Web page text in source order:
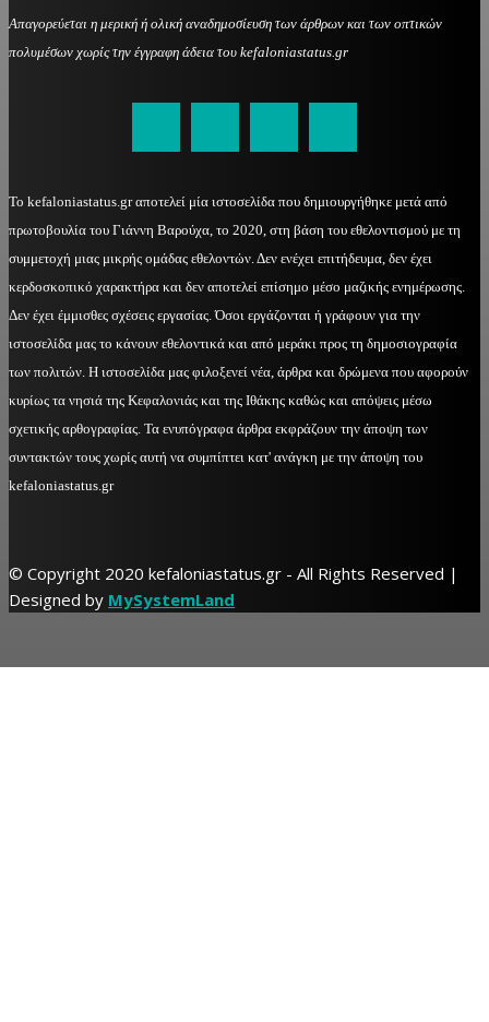
Απαγορεύεται η μερική ή ολική αναδημοσίευση των άρθρων και των οπτικών
πολυμέσων χωρίς την έγγραφη άδεια του kefaloniastatus.gr
Το kefaloniastatus.gr αποτελεί μία ιστοσελίδα που δημιουργήθηκε μετά από
πρωτοβουλία του Γιάννη Βαρούχα, το 2020, στη βάση του εθελοντισμού με τη
συμμετοχή μιας μικρής ομάδας εθελοντών. Δεν ενέχει επιτήδευμα, δεν έχει
κερδοσκοπικό χαρακτήρα και δεν αποτελεί επίσημο μέσο μαζικής ενημέρωσης.
Δεν έχει έμμισθες σχέσεις εργασίας. Όσοι εργάζονται ή γράφουν για την
ιστοσελίδα μας το κάνουν εθελοντικά και από μεράκι προς τη δημοσιογραφία
των πολιτών. Η ιστοσελίδα μας φιλοξενεί νέα, άρθρα και δρώμενα που αφορούν
κυρίως τα νησιά της Κεφαλονιάς και της Ιθάκης καθώς και απόψεις μέσω
σχετικής αρθογραφίας. Τα ενυπόγραφα άρθρα εκφράζουν την άποψη των
συντακτών τους χωρίς αυτή να συμπίπτει κατ' ανάγκη με την άποψη του
kefaloniastatus.gr
© Copyright 2020 kefaloniastatus.gr - All Rights Reserved |
Designed by MySystemLand